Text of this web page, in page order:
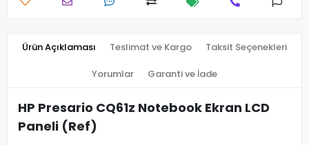
Ürün Açıklaması Teslimat ve Kargo Taksit Seçenekleri
Yorumlar Garanti ve İade
HP Presario CQ61z Notebook Ekran LCD
Paneli (Ref)